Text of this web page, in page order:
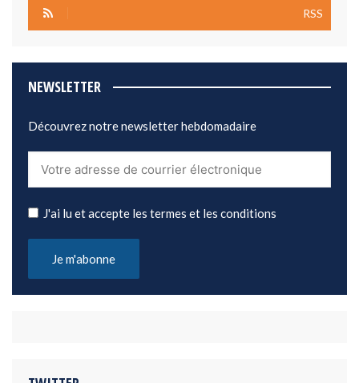
RSS
NEWSLETTER
Découvrez notre newsletter hebdomadaire
J'ai lu et accepte les termes et les conditions